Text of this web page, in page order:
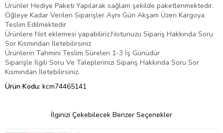
Ürünler Hediye Paketi Yapılarak sağlam şekilde paketlenmektedir.
Öğleye Kadar Verilen Siparişler Aynı Gün Akşam Üzeri Kargoya
Teslim Edilmektedir
Ürünlere Not eklemesi yapabiliriz.Notunuzu Sipariş Hakkında Soru
Sor Kısmından İletebilirsiniz
Ürünlerin Tahmini Teslim Süreleri 1-3 İş Günüdür
Siparişle İlgili Soru Ve Taleplerinizi Sipariş Hakkında Soru Sor
Kısmından İletebilirsiniz.
Ürün Kodu: kcm74465141
İlginizi Çekebilecek Benzer Seçenekler